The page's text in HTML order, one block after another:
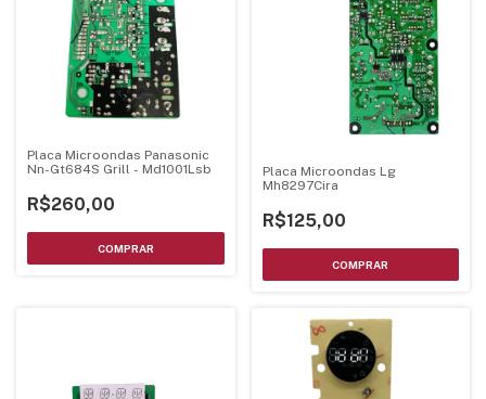
Placa Microondas Panasonic
Nn-Gt684S Grill - Md1001Lsb
R$260,00
Placa Microondas Lg
Mh8297Cira
R$125,00